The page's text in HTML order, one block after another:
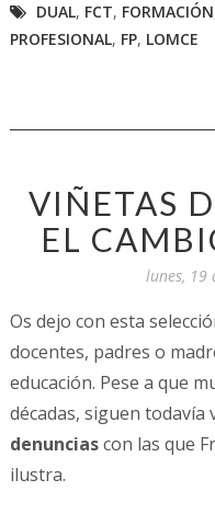
DUAL, FCT, FORMACIÓN
PROFESIONAL, FP, LOMCE
VIÑETAS
EL
lunes, 19
Os dejo con esta
docentes, padres o
educación. Pese a que
décadas, siguen todavía
denunciascon las que
ilustra.